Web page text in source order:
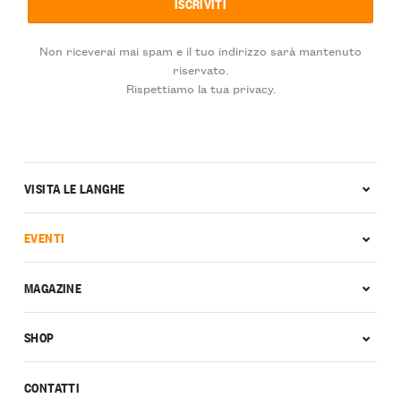
Non riceverai mai spam e il tuo indirizzo sarà mantenuto
riservato.
Rispettiamo la tua privacy.
CONTATTI
VISITA LE LANGHE
EVENTI
MAGAZINE
SHOP